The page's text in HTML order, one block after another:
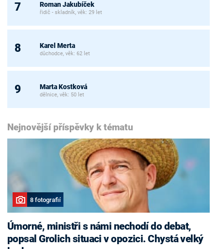
7 Roman Jakubíček
řidič - skladník, věk: 29 let
8 Karel Merta
důchodce, věk: 62 let
9 Marta Kostková
dělnice, věk: 50 let
Nejnovější příspěvky k tématu
8 fotografií
Úmorné, ministři s námi nechodí do debat,
popsal Grolich situaci v opozici. Chystá velký